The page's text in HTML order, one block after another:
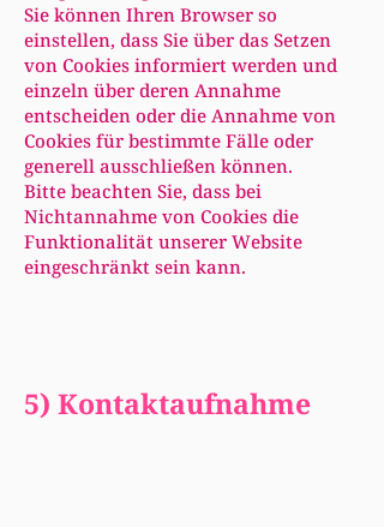
Sie können Ihren Browser so
einstellen, dass Sie über das Setzen
von Cookies informiert werden und
einzeln über deren Annahme
entscheiden oder die Annahme von
Cookies für bestimmte Fälle oder
generell ausschließen können.
Bitte beachten Sie, dass bei
Nichtannahme von Cookies die
Funktionalität unserer Website
eingeschränkt sein kann.
5) Kontaktaufnahme